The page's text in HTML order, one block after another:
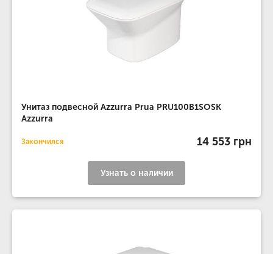
Унитаз подвесной Azzurra Prua PRU100B1SOSK
Azzurra
Закончился 14 553 грн
Узнать о наличии